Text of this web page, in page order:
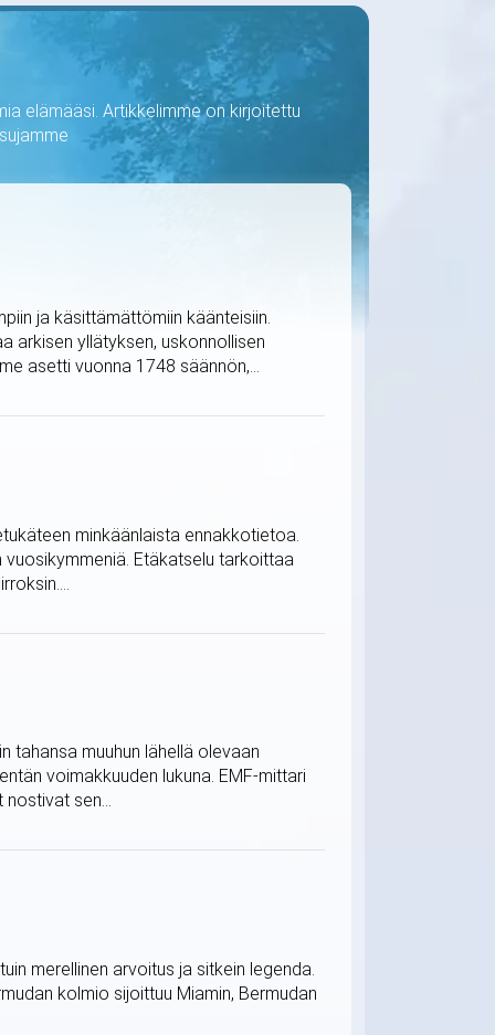
elämääsi. Artikkelimme on kirjoitettu
ja käsittämättömiin käänteisiin.
arkisen yllätyksen, uskonnollisen
asetti vuonna 1748 säännön,...
minkäänlaista ennakkotietoa.
Etäkatselu tarkoittaa
tahansa muuhun lähellä olevaan
voimakkuuden lukuna. EMF-mittari
sen...
merellinen arvoitus ja sitkein legenda.
kolmio sijoittuu Miamin, Bermudan